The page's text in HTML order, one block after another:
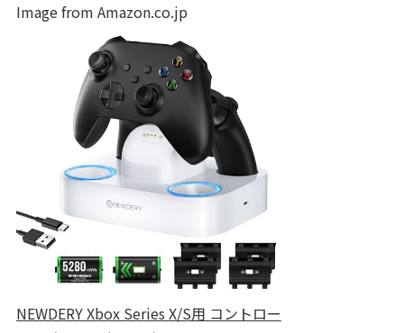
Image from Amazon.co.jp
NEWDERY Xbox Series X/S用 コントロー